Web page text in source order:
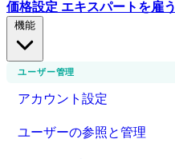
価格設定 エキスパートを雇う
ユーザー管理
アカウント設定
ユーザーの参照と管理